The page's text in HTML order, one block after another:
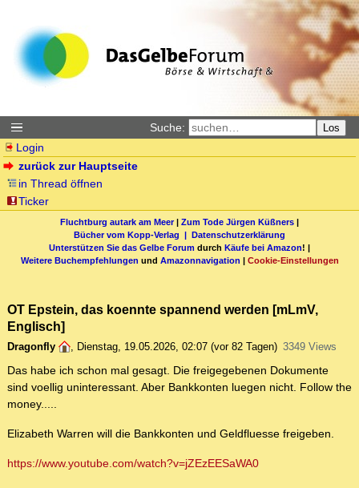
Suche: Los
Login
zurück zur Hauptseite
in Thread öffnen
Ticker
Fluchtburg autark am Meer| Zum Tode Jürgen Küßners |
Bücher vom Kopp-Verlag | Datenschutzerklärung
Unterstützen Sie das Gelbe Forum durch Käufe bei Amazon! |
Weitere Buchempfehlungen und Amazonnavigation | Cookie-Einstellungen
OT Epstein, das koennte spannend werden [mLmV,
Englisch]
Dragonfly , Dienstag, 19.05.2026, 02:07 (vor 82 Tagen) 3349 Views
Das habe ich schon mal gesagt. Die freigegebenen Dokumente
sind voellig uninteressant. Aber Bankkonten luegen nicht. Follow the
money.....
Elizabeth Warren will die Bankkonten und Geldfluesse freigeben.
https://www.youtube.com/watch?v=jZEzEESaWA0